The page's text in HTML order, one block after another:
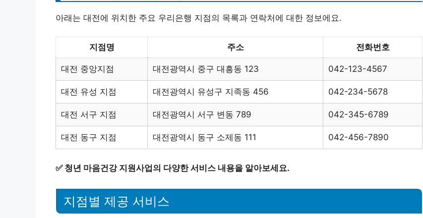
아래는 대전에 위치한 주요 우리은행 지점의 목록과 연락처에 대한 정보에요.
지점명 주소 전화번호
대전 중앙지점 대전광역시 중구 대흥동 123 042-123-4567
대전 유성 지점 대전광역시 유성구 지족동 456 042-234-5678
대전 서구 지점 대전광역시 서구 변동 789 042-345-6789
대전 동구 지점 대전광역시 동구 소제동 111 042-456-7890
✅ 청년 마음건강 지원사업의 다양한 서비스 내용을 알아보세요.
지점별 제공 서비스